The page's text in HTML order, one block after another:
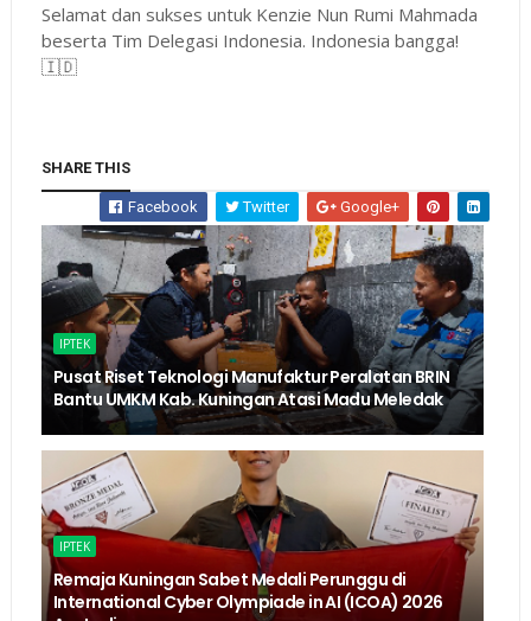
Selamat dan sukses untuk Kenzie Nun Rumi Mahmada
beserta Tim Delegasi Indonesia. Indonesia bangga!
🇮🇩
SHARE THIS
Facebook Twitter Google+
IPTEK
Pusat Riset Teknologi Manufaktur Peralatan BRIN
Bantu UMKM Kab. Kuningan Atasi Madu Meledak
IPTEK
Remaja Kuningan Sabet Medali Perunggu di
International Cyber Olympiade in AI (ICOA) 2026